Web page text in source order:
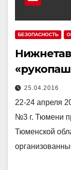
БЕЗОПАСНОСТЬ
25.04.2016
22-24 апреля
№3 г. Тюмени
Тюменской